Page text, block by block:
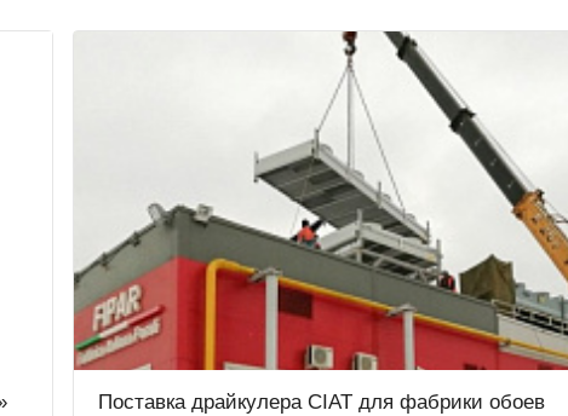
Поставка драйкулера CIAT для фабрики обоев